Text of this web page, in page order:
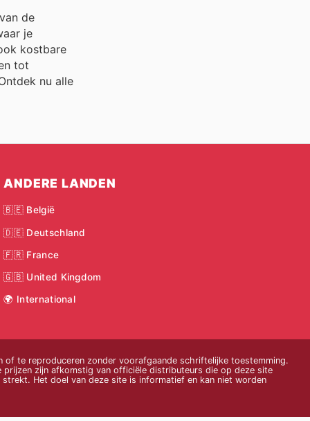
de
je
kostbare
tot
nu alle
ANDERE LANDEN
🇧🇪 België
🇩🇪 Deutschland
🇫🇷 France
🇬🇧 United Kingdom
🌍 International
te reproduceren zonder voorafgaande schriftelijke toestemming.
zijn afkomstig van officiële distributeurs die op deze site
Het doel van deze site is informatief en kan niet worden